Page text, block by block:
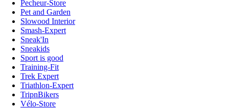
Pecheur-Store
Pet and Garden
Slowood Interior
Smash-Expert
Sneak'In
Sneakids
Sport is good
Training-Fit
Trek Expert
Triathlon-Expert
TripnBikers
Vélo-Store